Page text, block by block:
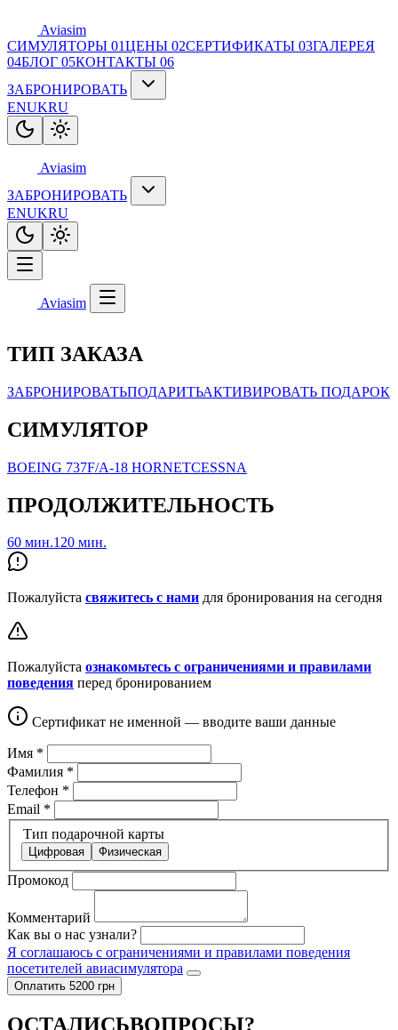
Aviasim
СИМУЛЯТОРЫ 01ЦЕНЫ 02СЕРТИФИКАТЫ 03ГАЛЕРЕЯ
04БЛОГ 05КОНТАКТЫ 06
ЗАБРОНИРОВАТЬ
ENUKRU
Aviasim
ЗАБРОНИРОВАТЬ
ENUKRU
Aviasim
ТИП ЗАКАЗА
ЗАБРОНИРОВАТЬПОДАРИТЬАКТИВИРОВАТЬ ПОДАРОК
СИМУЛЯТОР
BOEING 737F/A-18 HORNETCESSNA
ПРОДОЛЖИТЕЛЬНОСТЬ
60 мин.120 мин.
Пожалуйста свяжитесь с нами для бронирования на сегодня
Пожалуйста ознакомьтесь с ограничениями и правилами
поведения перед бронированием
Сертификат не именной — вводите ваши данные
Имя *
Фамилия *
Телефон *
Email *
Тип подарочной карты
Цифровая Физическая
Промокод
Комментарий
Как вы о нас узнали?
Я соглашаюсь с ограничениями и правилами поведения
посетителей авиасимулятора
Оплатить 5200 грн
ОСТАЛИСЬВОПРОСЫ?